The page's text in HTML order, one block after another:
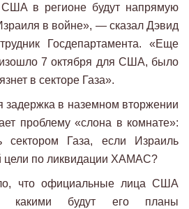
в регионе будут напрямую
в войне», — сказал Дэвид
Госдепартамента. «Еще
7 октября для США, было
в секторе Газа».
задержка в наземном вторжении
проблему «слона в комнате»:
сектором Газа, если Израиль
цели по ликвидации ХАМАС?
что официальные лица США
какими будут его планы